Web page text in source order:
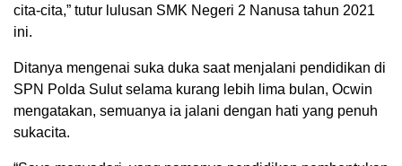
cita-cita,” tutur lulusan SMK Negeri 2 Nanusa tahun 2021
ini.
Ditanya mengenai suka duka saat menjalani pendidikan di
SPN Polda Sulut selama kurang lebih lima bulan, Ocwin
mengatakan, semuanya ia jalani dengan hati yang penuh
sukacita.